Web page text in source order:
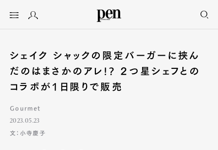
シェイク シャックの限定バーガーに挟ん
だのはまさかのアレ!? ２つ星シェフとの
コラボが1日限りで販売
Gourmet
2023.05.23
文：小寺慶子